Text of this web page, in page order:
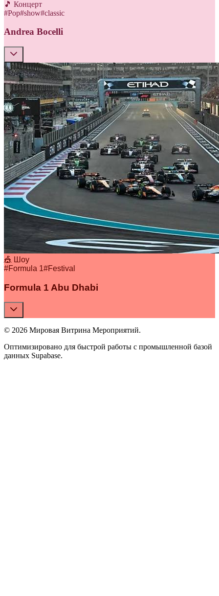
🎵 Концерт
#Pop#show#classic
Andrea Bocelli
🎪 Шоу
#Formula 1#Festival
Formula 1 Abu Dhabi
© 2026 Мировая Витрина Мероприятий.
Оптимизировано для быстрой работы с промышленной базой
данных Supabase.